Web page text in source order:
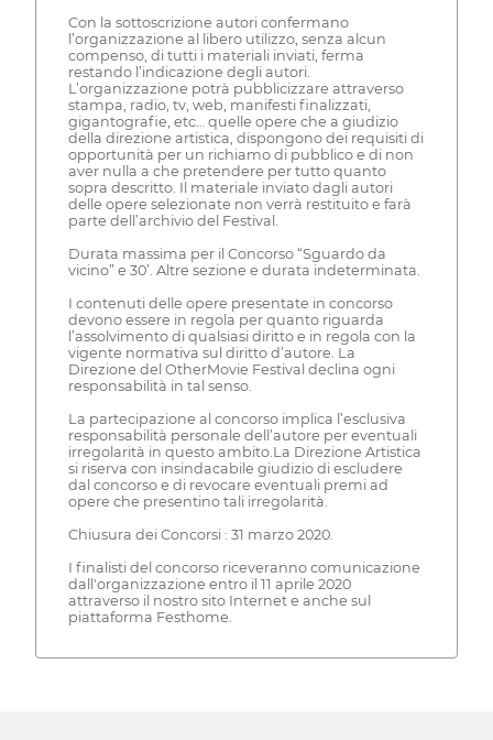
Con la sottoscrizione autori confermano
l’organizzazione al libero utilizzo, senza alcun
compenso, di tutti i materiali inviati, ferma
restando l’indicazione degli autori.
L’organizzazione potrà pubblicizzare attraverso
stampa, radio, tv, web, manifesti finalizzati,
gigantografie, etc… quelle opere che a giudizio
della direzione artistica, dispongono dei requisiti di
opportunità per un richiamo di pubblico e di non
aver nulla a che pretendere per tutto quanto
sopra descritto. Il materiale inviato dagli autori
delle opere selezionate non verrà restituito e farà
parte dell’archivio del Festival.
Durata massima per il Concorso “Sguardo da
vicino” e 30’. Altre sezione e durata indeterminata.
I contenuti delle opere presentate in concorso
devono essere in regola per quanto riguarda
l’assolvimento di qualsiasi diritto e in regola con la
vigente normativa sul diritto d’autore. La
Direzione del OtherMovie Festival declina ogni
responsabilità in tal senso.
La partecipazione al concorso implica l’esclusiva
responsabilità personale dell’autore per eventuali
irregolarità in questo ambito.La Direzione Artistica
si riserva con insindacabile giudizio di escludere
dal concorso e di revocare eventuali premi ad
opere che presentino tali irregolarità.
Chiusura dei Concorsi : 31 marzo 2020.
I finalisti del concorso riceveranno comunicazione
dall'organizzazione entro il 11 aprile 2020
attraverso il nostro sito Internet e anche sul
piattaforma Festhome.